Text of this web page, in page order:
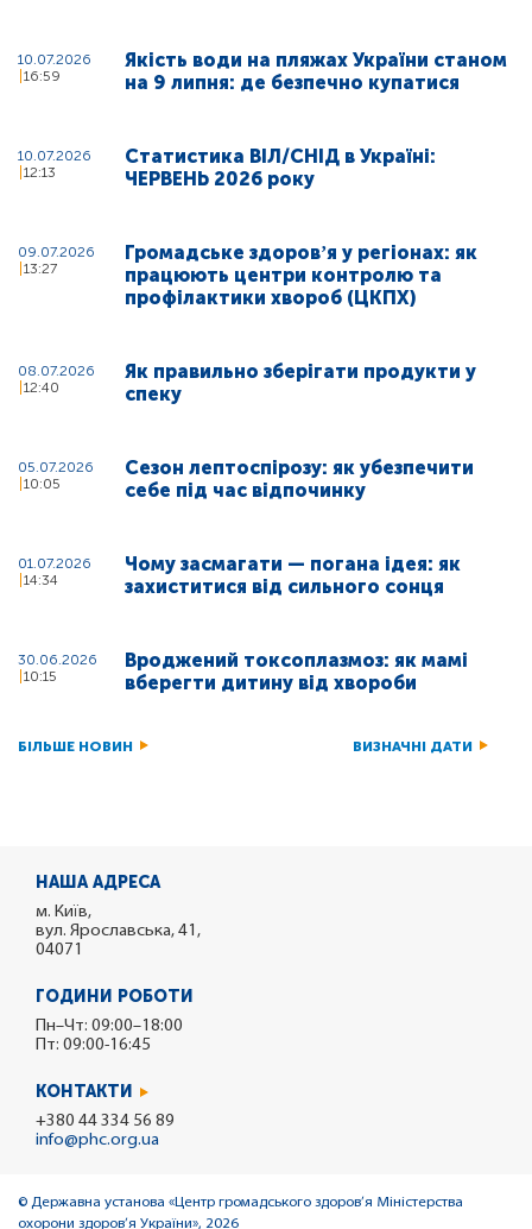
10.07.2026
16:59
Якість води на пляжах України станом
на 9 липня: де безпечно купатися
10.07.2026
12:13
Статистика ВІЛ/СНІД в Україні:
ЧЕРВЕНЬ 2026 року
09.07.2026
13:27
Громадське здоровʼя у регіонах: як
працюють центри контролю та
профілактики хвороб (ЦКПХ)
08.07.2026
12:40
Як правильно зберігати продукти у
спеку
05.07.2026
10:05
Сезон лептоспірозу: як убезпечити
себе під час відпочинку
01.07.2026
14:34
Чому засмагати — погана ідея: як
захиститися від сильного сонця
30.06.2026
10:15
Вроджений токсоплазмоз: як мамі
вберегти дитину від хвороби
БІЛЬШЕ НОВИН ВИЗНАЧНІ ДАТИ
НАША АДРЕСА
м. Київ,
вул. Ярославська, 41,
04071
ГОДИНИ РОБОТИ
Пн–Чт: 09:00–18:00
Пт: 09:00-16:45
КОНТАКТИ
+380 44 334 56 89
info@phc.org.ua
© Державна установа «Центр громадського здоров’я Міністерства
охорони здоров’я України», 2026